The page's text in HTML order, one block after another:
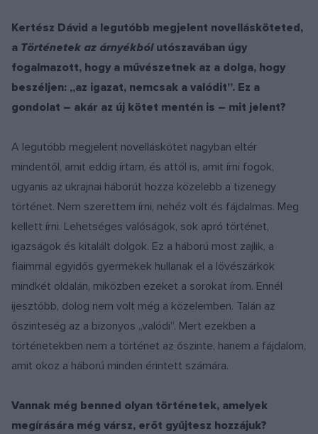
Kertész Dávid a legutóbb megjelent novellásköteted,
a Történetek az árnyékból utószavában úgy
fogalmazott, hogy a művészetnek az a dolga, hogy
beszéljen: „az igazat, nemcsak a valódit”. Ez a
gondolat – akár az új kötet mentén is – mit jelent?
A legutóbb megjelent novelláskötet nagyban eltér
mindentől, amit eddig írtam, és attól is, amit írni fogok,
ugyanis az ukrajnai háborút hozza közelebb a tizenegy
történet. Nem szerettem írni, nehéz volt és fájdalmas. Meg
kellett írni. Lehetséges valóságok, sok apró történet,
igazságok és kitalált dolgok. Ez a háború most zajlik, a
fiaimmal egyidős gyermekek hullanak el a lövészárkok
mindkét oldalán, miközben ezeket a sorokat írom. Ennél
ijesztőbb, dolog nem volt még a közelemben. Talán az
őszinteség az a bizonyos „valódi”. Mert ezekben a
történetekben nem a történet az őszinte, hanem a fájdalom,
amit okoz a háború minden érintett számára.
Vannak még benned olyan történetek, amelyek
megírására még vársz, erőt gyűjtesz hozzájuk?